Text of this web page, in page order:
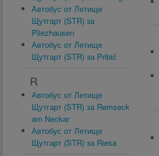
Автобус от Летище
Щутгарт (STR) за
Pliezhausen
Автобус от Летище
Щутгарт (STR) за Pribić
R
Автобус от Летище
Щутгарт (STR) за Remseck
am Neckar
Автобус от Летище
Щутгарт (STR) за Riesa